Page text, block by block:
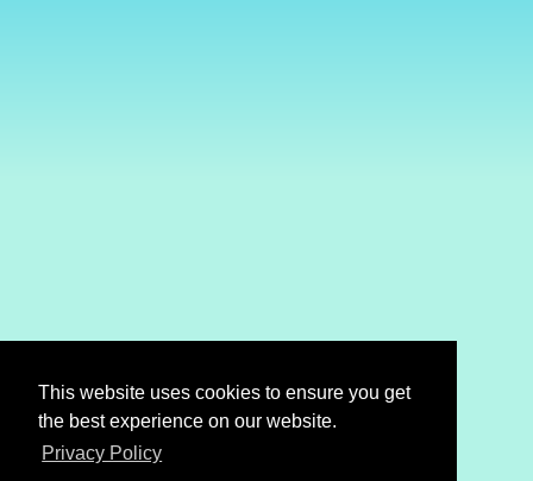
This website uses cookies to ensure you get
the best experience on our website.
Privacy Policy